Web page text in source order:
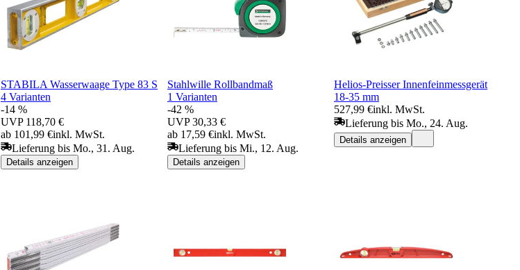
STABILA Wasserwaage Type 83 S
4 Varianten
-14 %
UVP 118,70 €
ab 101,99 €inkl. MwSt.
Lieferung bis Mo., 31. Aug.
Details anzeigen
Stahlwille Rollbandmaß
1 Varianten
-42 %
UVP 30,33 €
ab 17,59 €inkl. MwSt.
Lieferung bis Mi., 12. Aug.
Details anzeigen
Helios-Preisser Innenfeinmessgerät
18-35 mm
527,99 €inkl. MwSt.
Lieferung bis Mo., 24. Aug.
Details anzeigen